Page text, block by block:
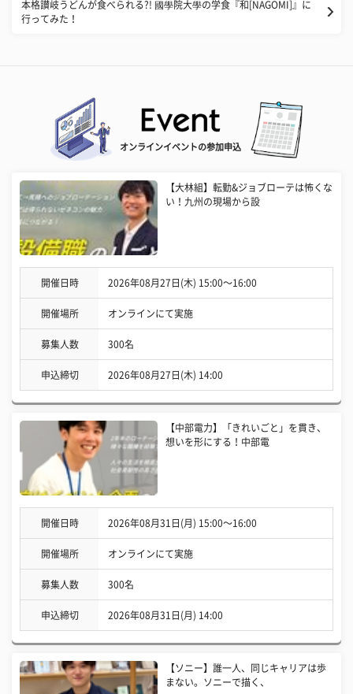
本格讃岐うどんが食べられる?! 國學院大學の学食『和[NAGOMI]』に
行ってみた！
オンラインイベントの参加申込
【大林組】転勤&ジョブローテは怖くな
い！九州の現場から設
開催日時 2026年08月27日(木) 15:00〜16:00
開催場所 オンラインにて実施
募集人数 300名
申込締切 2026年08月27日(木) 14:00
【中部電力】「きれいごと」を貫き、
想いを形にする！中部電
開催日時 2026年08月31日(月) 15:00〜16:00
開催場所 オンラインにて実施
募集人数 300名
申込締切 2026年08月31日(月) 14:00
【ソニー】誰一人、同じキャリアは歩
まない。ソニーで描く、